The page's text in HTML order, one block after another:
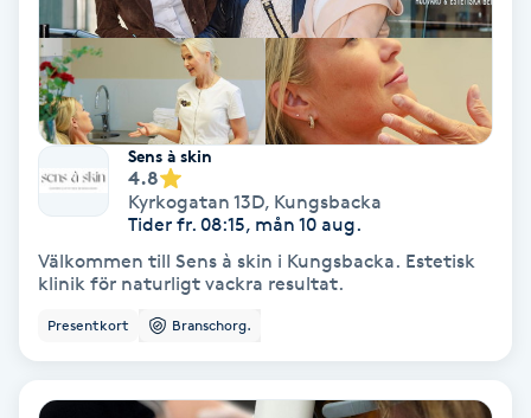
Käkledsbehandling
Kärlbehandling
Laserbehandling
Lashlift Keratin
LED-ljusterapi
Sens à skin
4.8
Kyrkogatan 13D, Kungsbacka
Tider fr. 08:15, mån 10 aug.
Välkommen till Sens à skin i Kungsbacka. Estetisk
klinik för naturligt vackra resultat.
Presentkort Branschorg.